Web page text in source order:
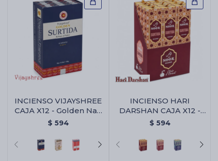
INCIENSO VIJAYSHREE
CAJA X12 - Golden Nag
Caja Surtida
$ 594
INCIENSO HARI
DARSHAN CAJA X12 -
Caja Surtida
$ 594